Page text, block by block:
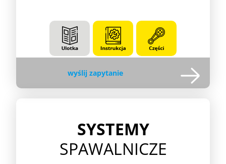
wyślij zapytanie
SYSTEMY
SPAWALNICZE